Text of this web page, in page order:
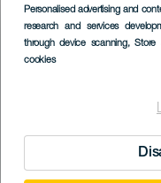
Personalised advertising and
research and services
through device scanning, Store
cookies
Imagen
Listado